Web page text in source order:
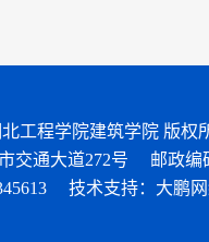
工程学院建筑学院 版权
交通大道272号
邮政编
技术支持：大鹏